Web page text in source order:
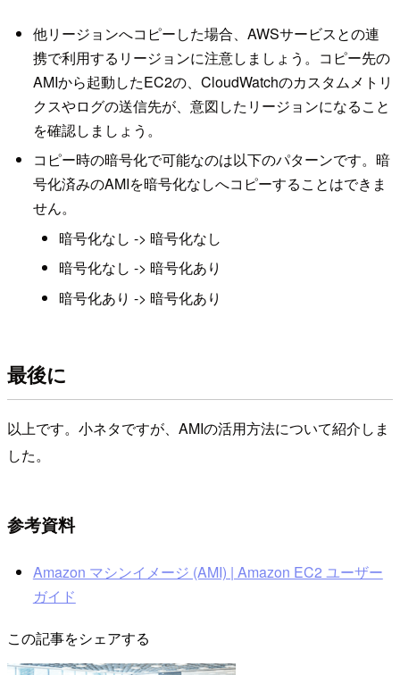
他リージョンへコピーした場合、AWSサービスとの連
携で利用するリージョンに注意しましょう。コピー先の
AMIから起動したEC2の、CloudWatchのカスタムメトリ
クスやログの送信先が、意図したリージョンになること
を確認しましょう。
コピー時の暗号化で可能なのは以下のパターンです。暗
号化済みのAMIを暗号化なしへコピーすることはできま
せん。
暗号化なし -> 暗号化なし
暗号化なし -> 暗号化あり
暗号化あり -> 暗号化あり
最後に
以上です。小ネタですが、AMIの活用方法について紹介しま
した。
参考資料
Amazon マシンイメージ (AMI) | Amazon EC2 ユーザー
ガイド
この記事をシェアする